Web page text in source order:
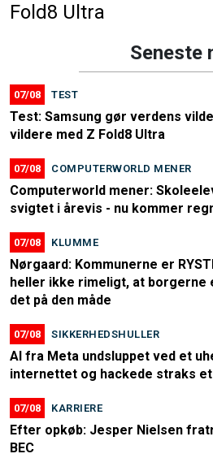
Fold8 Ultra
Seneste
07/08 TEST
Test: Samsung gør verdens
vildere med Z Fold8 Ultra
07/08 COMPUTERWORLD MENER
Computerworld mener:
svigtet i årevis - nu kommer
07/08 KLUMME
Nørgaard: Kommunerne er
heller ikke rimeligt, at borgerne
det på den måde
07/08 SIKKERHEDSHULLER
AI fra Meta undsluppet ved et
internettet og hackede straks
07/08 KARRIERE
Efter opkøb: Jesper Nielsen
BEC